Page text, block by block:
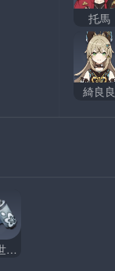
托馬
綺良良
「浮世」的指引